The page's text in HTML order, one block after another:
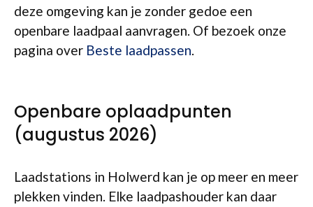
deze omgeving kan je zonder gedoe een
openbare laadpaal aanvragen. Of bezoek onze
pagina over Beste laadpassen.
Openbare oplaadpunten
(augustus 2026)
Laadstations in Holwerd kan je op meer en meer
plekken vinden. Elke laadpashouder kan daar